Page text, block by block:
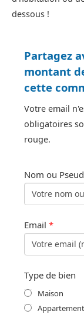
dessous !
Partagez
montant
cette
Votre email
obligatoires
rouge.
Nom ou
Email *
Type de bien
Maison
Appartement